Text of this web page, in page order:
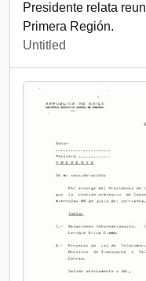
Presidente relata
Primera Región.
Untitled